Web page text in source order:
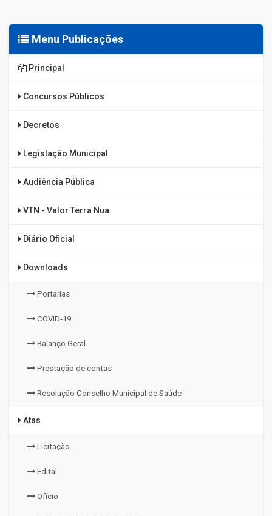
Menu Publicações
Principal
Concursos Públicos
Decretos
Legislação Municipal
Audiência Pública
VTN - Valor Terra Nua
Diário Oficial
Downloads
Portarias
COVID-19
Balanço Geral
Prestação de contas
Resolução Conselho Municipal de Saúde
Atas
Licitação
Edital
Ofício